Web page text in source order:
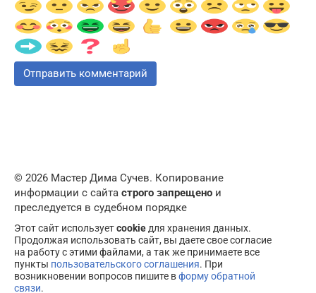
© 2026 Мастер Дима Сучев. Копирование
информации с сайта строго запрещено и
преследуется в судебном порядке
Этот сайт используетcookie для хранения данных.
Продолжая использовать сайт, вы даете свое согласие
на работу с этими файлами, а так же принимаете все
пункты пользовательского соглашения. При
возникновении вопросов пишите вформу обратной
связи.